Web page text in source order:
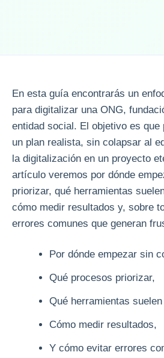
En esta guía encontrarás un
para digitalizar una ONG,
entidad social. El objetivo es que
un plan realista, sin colapsar al
la digitalización en un proyecto
artículo veremos por dónde
priorizar, qué herramientas
cómo medir resultados y, sobre
errores comunes que generan
Por dónde empezar sin
Qué procesos priorizar,
Qué herramientas
Cómo medir resultados,
Y cómo evitar errores